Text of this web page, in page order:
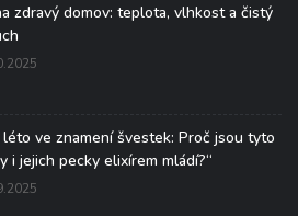
zdravý domov: teplota, vlhkost a čistý
léto ve znamení švestek: Proč jsou tyto
i jejich pecky elixírem mládí?“